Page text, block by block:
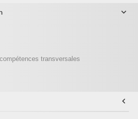
transversales